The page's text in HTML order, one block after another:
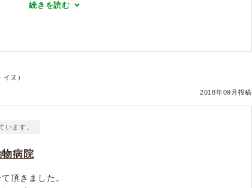
続きを読む
ヌ）
2018年09月投稿
います。
病院
頂きました。